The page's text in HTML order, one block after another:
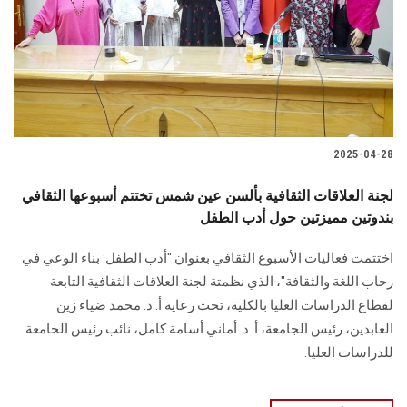
الطلاب
هيئة التدريس
الدراسات العليا
الزائـرون
سجل الان
2025-04-28
لجنة العلاقات الثقافية بألسن عين شمس تختتم أسبوعها الثقافي
بندوتين مميزتين حول أدب الطفل
اختتمت فعاليات الأسبوع الثقافي بعنوان "أدب الطفل: بناء الوعي في
رحاب اللغة والثقافة"، الذي نظمتة لجنة العلاقات الثقافية التابعة
لقطاع الدراسات العليا بالكلية، تحت رعاية أ. د. محمد ضياء زين
العابدين، رئيس الجامعة، أ. د. أماني أسامة كامل، نائب رئيس الجامعة
للدراسات العليا.